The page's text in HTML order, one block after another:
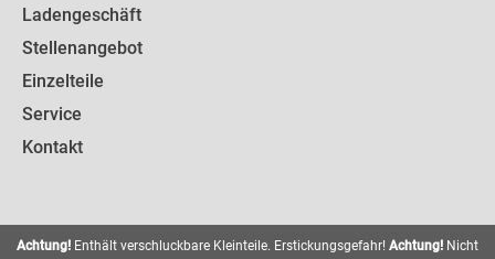
Ladengeschäft
Stellenangebot
Einzelteile
Service
Kontakt
Achtung! Enthält verschluckbare Kleinteile. Erstickungsgefahr! Achtung! Nicht